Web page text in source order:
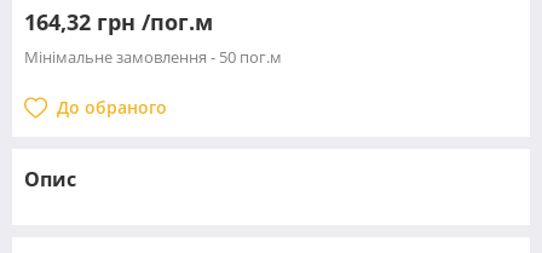
164,32 грн /пог.м
Мінімальне замовлення - 50 пог.м
До обраного
Опис